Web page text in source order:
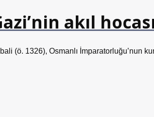
akıl
(ö. 1326), Osmanlı İmparatorluğu’nun